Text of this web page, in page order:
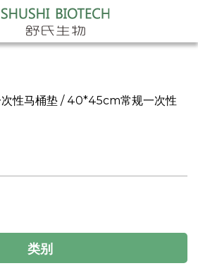
性马桶垫 / 40*45cm常规一次性
类别